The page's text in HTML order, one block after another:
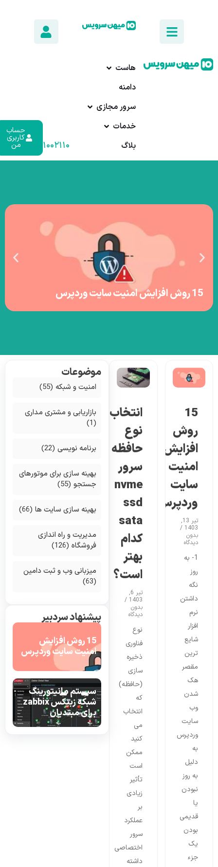
هاست
دامنه
سرور مجازی
خدمات
بلاگ
۰۱۷-۹۱۰۰۲۱۱۰
حساب
کاربری
من
15 روش افزایش امنیت سایت وردپرس
15
روش
افزایش
امنیت
سایت
وردپرس
1403
بدون
دیدگاه
1- به
روز
نگه
داشتن
نرم
افزار
شایع
ترین
مقصر
هک
شدن
وب
سایت
وردپرس
به
دلیل
به روز
نبودن
یا
قدیمی
بودن
یک
جزء
انتخاب
نوع
حافظه
سرور
nvme
ssd
sata
کدام
بهتر
است؟
تیر 6,
1403
بدون
دیدگاه
نوع
فناوری
ذخیره
سازی
(حافظه)
که
انتخاب
می
کنید
ممکن
است
تأثیر
زیادی
بر
عملکرد
سرور
اختصاصی
داشته
موضوعات
امنیت و شبکه(55)
بازاریابی و مشتری مداری
برنامه نویسی(22)
بهینه سازی برای موتورهای
جستجو(55)
بهینه سازی سایت ها(66)
مدیریت و راه اندازی
فروشگاه(126)
میزبانی وب و ثبت دامین
پیشنهاد سردبیر
15 روش افزایش
امنیت سایت وردپرس
سیستم مانیتورینگ
شبکه زبیکس zabbix
برای مبتدیان